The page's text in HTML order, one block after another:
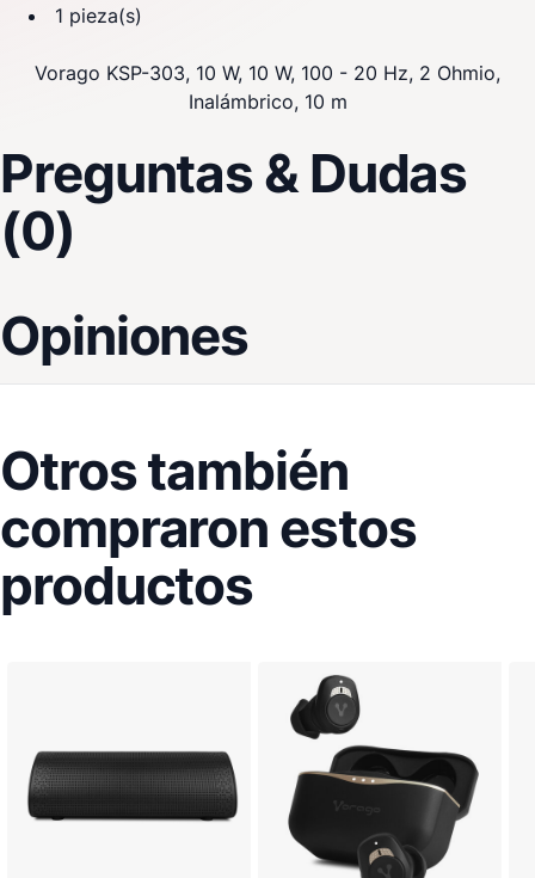
1 pieza(s)
Vorago KSP-303, 10 W, 10 W, 100 - 20 Hz, 2 Ohmio,
Inalámbrico, 10 m
Preguntas & Dudas
(0)
Opiniones
Otros también
compraron estos
productos